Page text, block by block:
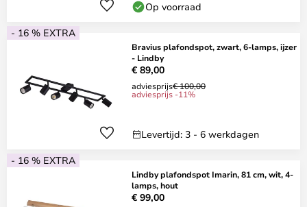
Op voorraad
- 16 % EXTRA
Bravius plafondspot, zwart, 6-lamps, ijzer
- Lindby
€ 89,00
adviesprijs€ 100,00
adviesprijs -11%
Levertijd: 3 - 6 werkdagen
- 16 % EXTRA
Lindby plafondspot Imarin, 81 cm, wit, 4-
lamps, hout
€ 99,00